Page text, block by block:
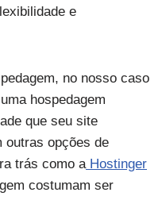
e
no nosso caso
hospedagem
que seu site
outras opções de
trás como a Hostinger
costumam ser